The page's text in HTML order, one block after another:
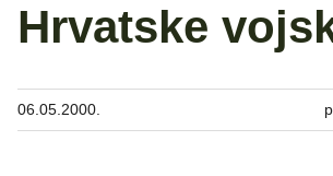
Hrvatske
06.05.2000.